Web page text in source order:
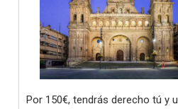
Por 150€, tendrás derecho tú y